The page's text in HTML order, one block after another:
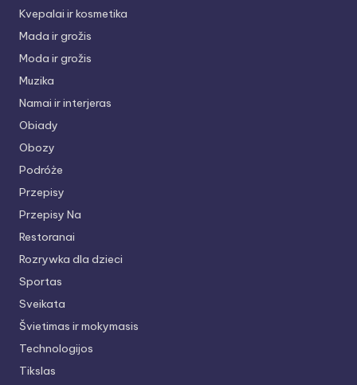
Kvepalai ir kosmetika
Mada ir grožis
Moda ir grožis
Muzika
Namai ir interjeras
Obiady
Obozy
Podróże
Przepisy
Przepisy Na
Restoranai
Rozrywka dla dzieci
Sportas
Sveikata
Švietimas ir mokymasis
Technologijos
Tikslas